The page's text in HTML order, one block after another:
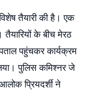
तैयारी की है। एक
के बीच मेरठ
पहुंचकर कार्यक्रम
पुलिस कमिश्नर जे
प्रियदर्शी ने